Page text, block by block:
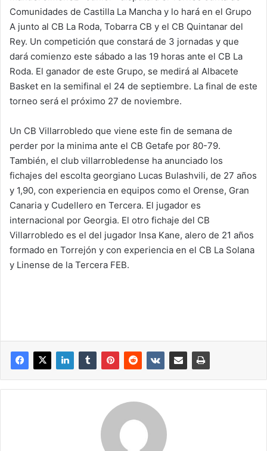
Comunidades de Castilla La Mancha y lo hará en el Grupo
A junto al CB La Roda, Tobarra CB y el CB Quintanar del
Rey. Un competición que constará de 3 jornadas y que
dará comienzo este sábado a las 19 horas ante el CB La
Roda. El ganador de este Grupo, se medirá al Albacete
Basket en la semifinal el 24 de septiembre. La final de este
torneo será el próximo 27 de noviembre.
Un CB Villarrobledo que viene este fin de semana de
perder por la minima ante el CB Getafe por 80-79.
También, el club villarrobledense ha anunciado los
fichajes del escolta georgiano Lucas Bulashvili, de 27 años
y 1,90, con experiencia en equipos como el Orense, Gran
Canaria y Cudellero en Tercera. El jugador es
internacional por Georgia. El otro fichaje del CB
Villarrobledo es el del jugador Insa Kane, alero de 21 años
formado en Torrejón y con experiencia en el CB La Solana
y Linense de la Tercera FEB.